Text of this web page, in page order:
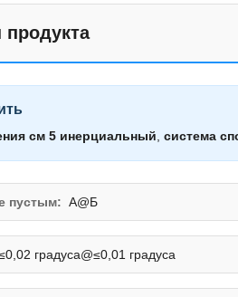
см 5 инерциальный система
пустым: А@Б
градуса@≤0,01 градуса